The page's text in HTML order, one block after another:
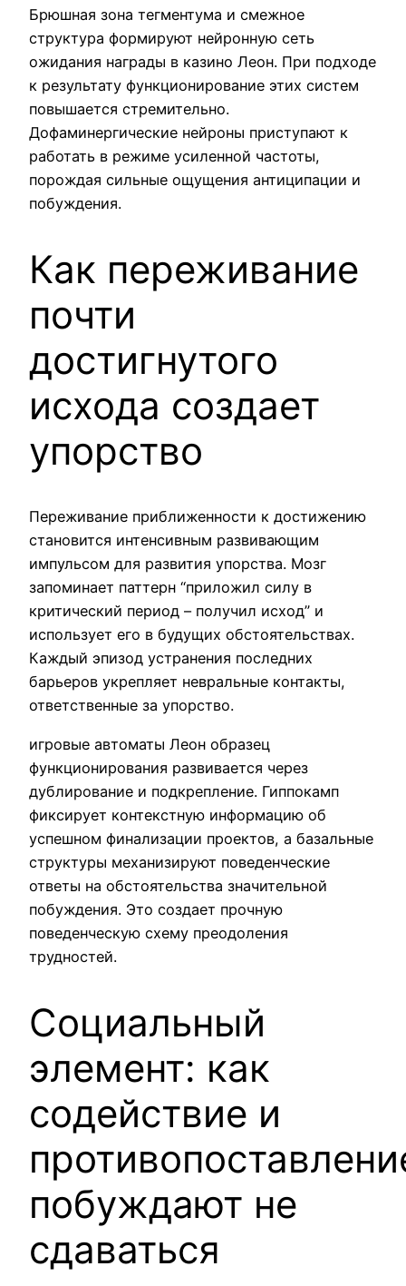
Брюшная зона тегментума и смежное
структура формируют нейронную сеть
ожидания награды в казино Леон. При подходе
к результату функционирование этих систем
повышается стремительно.
Дофаминергические нейроны приступают к
работать в режиме усиленной частоты,
порождая сильные ощущения антиципации и
побуждения.
Как переживание
почти
достигнутого
исхода создает
упорство
Переживание приближенности к достижению
становится интенсивным развивающим
импульсом для развития упорства. Мозг
запоминает паттерн “приложил силу в
критический период – получил исход” и
использует его в будущих обстоятельствах.
Каждый эпизод устранения последних
барьеров укрепляет невральные контакты,
ответственные за упорство.
игровые автоматы Леон образец
функционирования развивается через
дублирование и подкрепление. Гиппокамп
фиксирует контекстную информацию об
успешном финализации проектов, а базальные
структуры механизируют поведенческие
ответы на обстоятельства значительной
побуждения. Это создает прочную
поведенческую схему преодоления
трудностей.
Социальный
элемент: как
содействие и
побуждают не
сдаваться